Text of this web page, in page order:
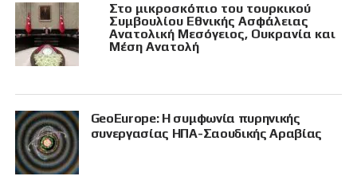
Στο μικροσκόπιο του τουρκικού
Συμβουλίου Εθνικής Ασφάλειας
Ανατολική Μεσόγειος, Ουκρανία και
Μέση Ανατολή
GeoEurope: Η συμφωνία πυρηνικής
συνεργασίας ΗΠΑ-Σαουδικής Αραβίας